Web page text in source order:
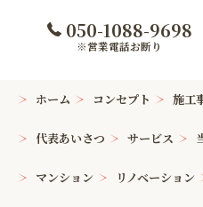
050-1088-9698
※営業電話お断り
ホーム
コンセプト 施工
代表あいさつ サービス
マンション リノベーション